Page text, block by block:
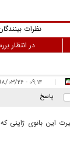
نظرات
در انتظار
۰۹:۱۴ - ۱۳۹۸/۰۳/۲۶
پاسخ
این بانوی ژاپنی